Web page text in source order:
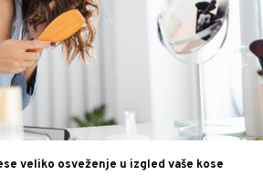
veliko osveženje u izgled vaše kose